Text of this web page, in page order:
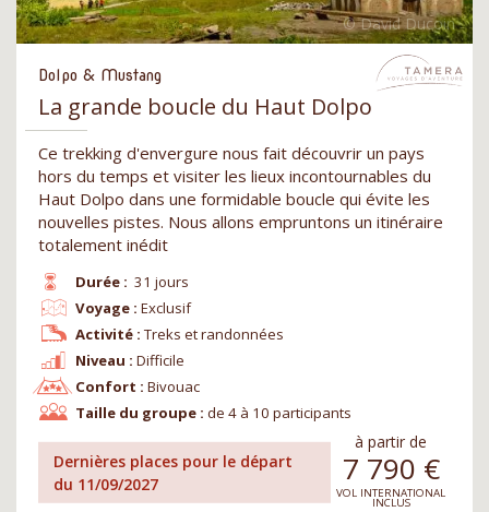
Dolpo & Mustang
La grande boucle du Haut Dolpo
Ce trekking d'envergure nous fait découvrir un pays
hors du temps et visiter les lieux incontournables du
Haut Dolpo dans une formidable boucle qui évite les
nouvelles pistes. Nous allons empruntons un itinéraire
totalement inédit
Durée : 31 jours
Niveau : Difficile
Voyage : Exclusif
Confort : Bivouac
Activité : Treks et randonnées
Taille du groupe : de 4 à 10 participants
Dernières places pour le départ
du 11/09/2027
à partir de
7 790 €
VOL INTERNATIONAL
INCLUS